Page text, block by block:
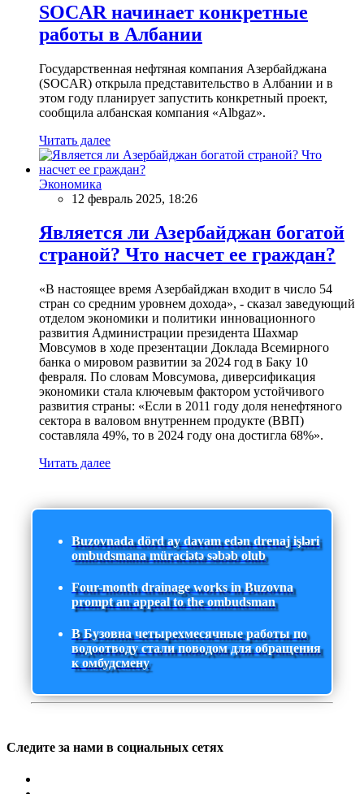
SOCAR начинает конкретные
работы в Албании
Государственная нефтяная компания Азербайджана
(SOCAR) открыла представительство в Албании и в
этом году планирует запустить конкретный проект,
сообщила албанская компания «Albgaz».
Читать далее
Экономика
12 февраль 2025, 18:26
Является ли Азербайджан богатой
страной? Что насчет ее граждан?
«В настоящее время Азербайджан входит в число 54
стран со средним уровнем дохода», - сказал заведующий
отделом экономики и политики инновационного
развития Администрации президента Шахмар
Мовсумов в ходе презентации Доклада Всемирного
банка о мировом развитии за 2024 год в Баку 10
февраля. По словам Мовсумова, диверсификация
экономики стала ключевым фактором устойчивого
развития страны: «Если в 2011 году доля ненефтяного
сектора в валовом внутреннем продукте (ВВП)
составляла 49%, то в 2024 году она достигла 68%».
Читать далее
Buzovnada dörd ay davam edən drenaj işləri
ombudsmana müraciətə səbəb olub
Four-month drainage works in Buzovna
prompt an appeal to the ombudsman
В Бузовна четырехмесячные работы по
водоотводу стали поводом для обращения
к омбудсмену
Следите за нами в социальных сетях